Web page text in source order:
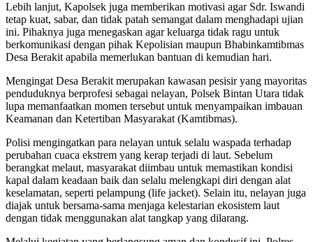
Lebih lanjut, Kapolsek juga memberikan motivasi agar Sdr. Iswandi
tetap kuat, sabar, dan tidak patah semangat dalam menghadapi ujian
ini. Pihaknya juga menegaskan agar keluarga tidak ragu untuk
berkomunikasi dengan pihak Kepolisian maupun Bhabinkamtibmas
Desa Berakit apabila memerlukan bantuan di kemudian hari.
Mengingat Desa Berakit merupakan kawasan pesisir yang mayoritas
penduduknya berprofesi sebagai nelayan, Polsek Bintan Utara tidak
lupa memanfaatkan momen tersebut untuk menyampaikan imbauan
Keamanan dan Ketertiban Masyarakat (Kamtibmas).
Polisi mengingatkan para nelayan untuk selalu waspada terhadap
perubahan cuaca ekstrem yang kerap terjadi di laut. Sebelum
berangkat melaut, masyarakat diimbau untuk memastikan kondisi
kapal dalam keadaan baik dan selalu melengkapi diri dengan alat
keselamatan, seperti pelampung (life jacket). Selain itu, nelayan juga
diajak untuk bersama-sama menjaga kelestarian ekosistem laut
dengan tidak menggunakan alat tangkap yang dilarang.